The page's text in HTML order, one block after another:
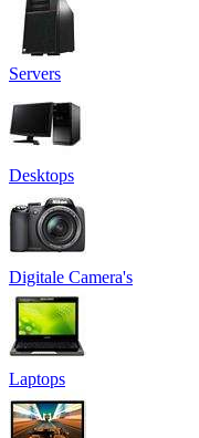
Servers
Desktops
Digitale Camera's
Laptops